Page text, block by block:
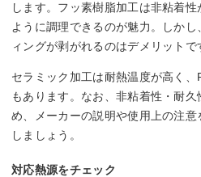
します。フッ素樹脂加工は非粘着
ように調理できるのが魅力。しか
ィングが剥がれるのはデメリットで
セラミック加工は耐熱温度が高く
もあります。なお、非粘着性・耐
め、メーカーの説明や使用上の注
しましょう。
対応熱源をチェック